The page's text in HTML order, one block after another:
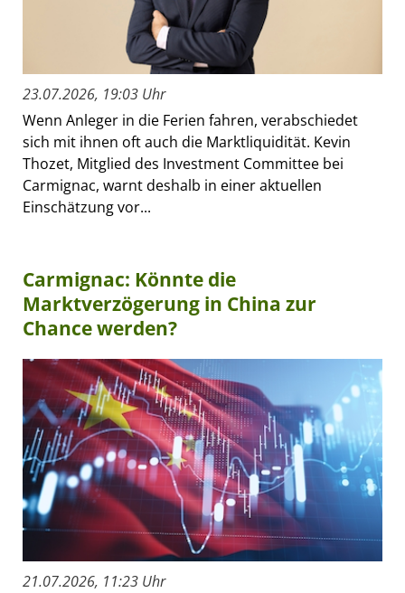
23.07.2026, 19:03 Uhr
Wenn Anleger in die Ferien fahren, verabschiedet
sich mit ihnen oft auch die Marktliquidität. Kevin
Thozet, Mitglied des Investment Committee bei
Carmignac, warnt deshalb in einer aktuellen
Einschätzung vor...
Carmignac: Könnte die
Marktverzögerung in China zur
Chance werden?
21.07.2026, 11:23 Uhr